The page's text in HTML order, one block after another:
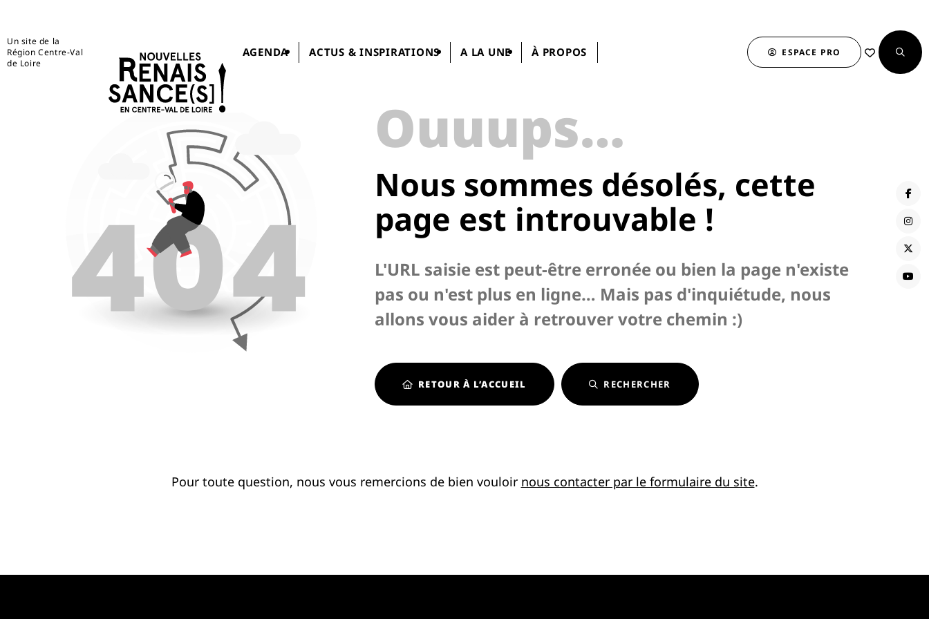
Un site de la
Région Centre-Val
de Loire
AGENDA ACTUS & INSPIRATIONS A LA UNE À PROPOS ESPACE PRO
Ouuups…
Nous sommes désolés, cette
page est introuvable !
L'URL saisie est peut-être erronée ou bien la page n'existe
pas ou n'est plus en ligne… Mais pas d'inquiétude, nous
allons vous aider à retrouver votre chemin :)
RETOUR À L’ACCUEIL RECHERCHER
Pour toute question, nous vous remercions de bien vouloir nous contacter par le formulaire du site.